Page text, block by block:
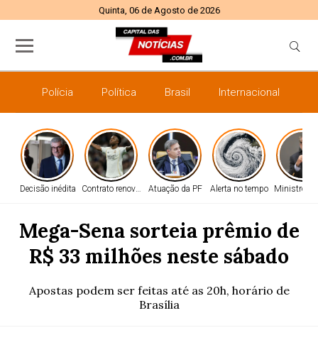
Quinta, 06 de Agosto de 2026
Polícia Política Brasil Internacional
Decisão inédita Contrato renovadoAtuação da PF Alerta no tempo Ministro do
Mega-Sena sorteia prêmio de
R$ 33 milhões neste sábado
Apostas podem ser feitas até as 20h, horário de
Brasília